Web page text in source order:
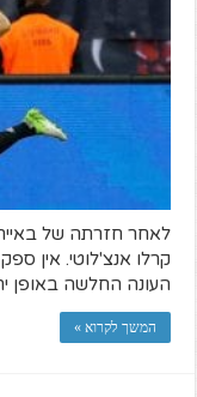
לאחר חזרתה של
קרלו אנצ'לוטי. אין
העונה החלשה באופן
המשך לקרוא »